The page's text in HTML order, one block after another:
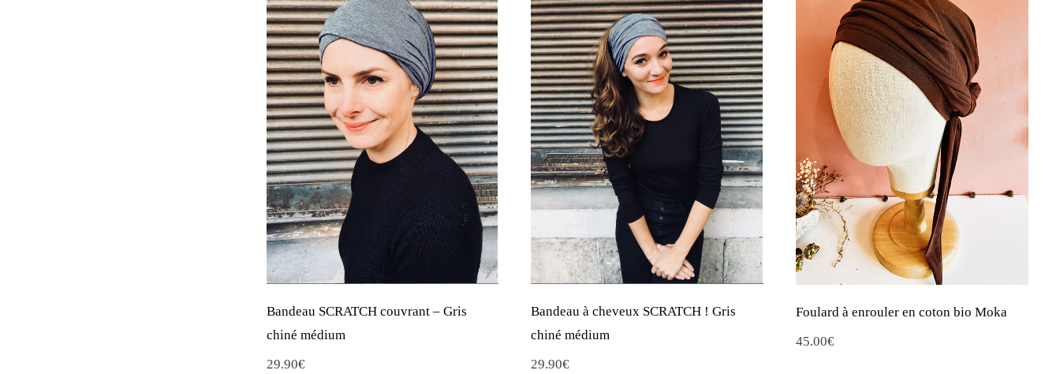
Bandeau SCRATCH couvrant – Gris
chiné médium
29.90€
Bandeau à cheveux SCRATCH ! Gris
chiné médium
29.90€
Foulard à enrouler en coton bio Moka
45.00€